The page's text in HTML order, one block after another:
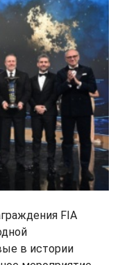
FIA
в истории